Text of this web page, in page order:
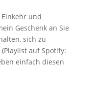
und
Geschenk an Sie
sich zu
auf Spotify:
einfach diesen